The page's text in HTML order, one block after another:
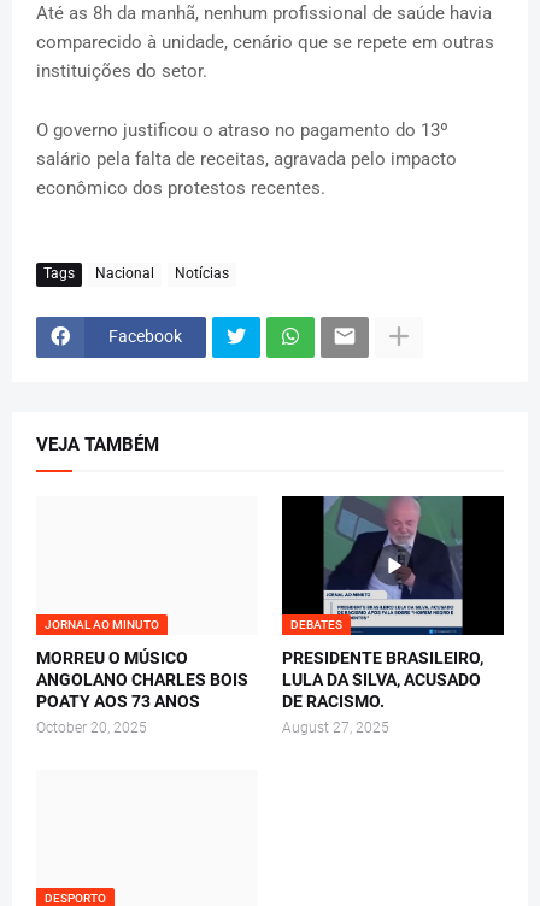
Até as 8h da manhã, nenhum profissional de saúde havia
comparecido à unidade, cenário que se repete em outras
instituições do setor.
O governo justificou o atraso no pagamento do 13º
salário pela falta de receitas, agravada pelo impacto
econômico dos protestos recentes.
Tags Nacional Notícias
Facebook
VEJA TAMBÉM
JORNAL AO MINUTO
MORREU O MÚSICO
ANGOLANO CHARLES BOIS
POATY AOS 73 ANOS
October 20, 2025
DEBATES
PRESIDENTE BRASILEIRO,
LULA DA SILVA, ACUSADO
DE RACISMO.
August 27, 2025
DESPORTO